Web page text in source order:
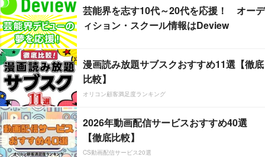
芸能界を志す10代～20代を応援！ オーデ
ィション・スクール情報はDeview
漫画読み放題サブスクおすすめ11選【徹底
比較】
オリコン顧客満足度ランキング
2026年動画配信サービスおすすめ40選
【徹底比較】
CS動画配信サービス20選